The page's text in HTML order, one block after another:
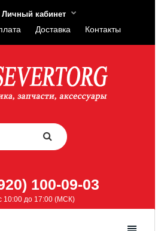
Личный кабинет
Доставка Контакты
100-09-03
10:00 до 17:00 (МСК)